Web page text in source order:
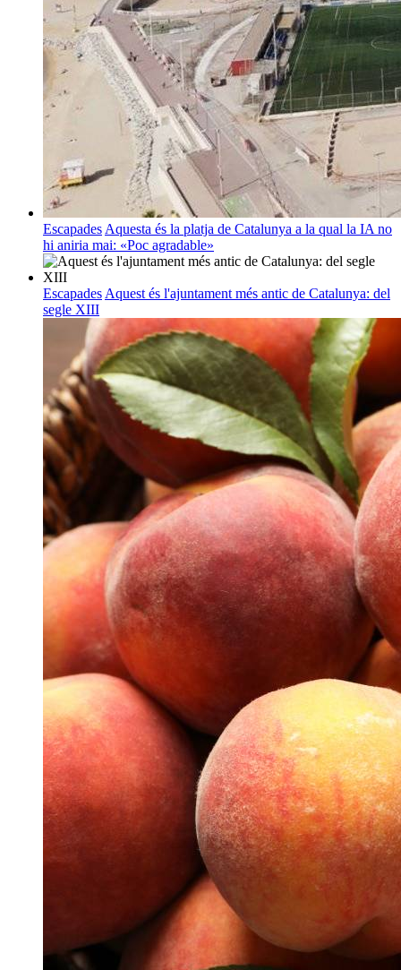
Escapades Aquesta és la platja de Catalunya a la qual la IA no
hi aniria mai: «Poc agradable»
Escapades Aquest és l'ajuntament més antic de Catalunya: del
segle XIII